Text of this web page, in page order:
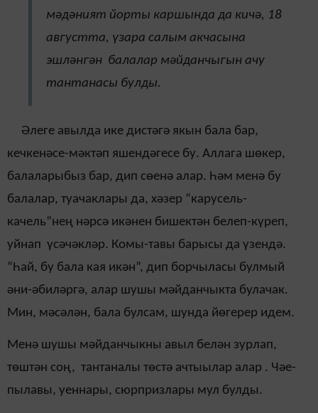
мәдәният йорты каршында да кичә, 18
августта, үзара салым акчасына
эшләнгән балалар мәйданчыгын ачу
тантанасы булды.
Әлеге авылда ике дистәгә якын бала бар,
кечкенәсе-мәктәп яшендәгесе бу. Аллага шөкер,
балаларыбыз бар, дип сөенә алар. Һәм менә бу
балалар, туачаклары да, хәзер “карусель-
качель”нең нәрсә икәнен бишектән белеп-күреп,
уйнап үсәчәкләр. Комы-тавы барысы да үзендә.
“Һай, бу бала кая икән”, дип борчыласы булмый
әни-әбиләргә, алар шушы мәйданчыкта булачак.
Мин, мәсәлән, бала булсам, шунда йөгерер идем.
Менә шушы мәйданчыкны авыл белән зурлап,
төштән соң, тантаналы төстә ачтыылар алар . Чәе-
пылавы, уеннары, сюрпризлары мул булды.